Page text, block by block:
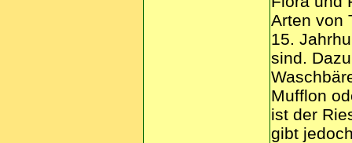
Arten von
15.
sind.
Mufflon
ist der
gibt